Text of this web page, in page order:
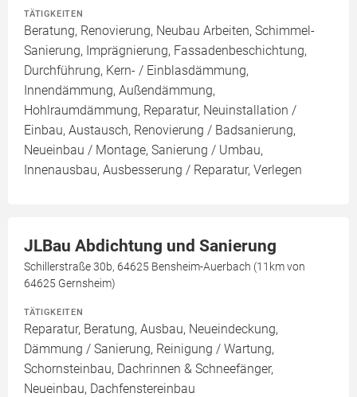
TÄTIGKEITEN
Beratung, Renovierung, Neubau Arbeiten, Schimmel-
Sanierung, Imprägnierung, Fassadenbeschichtung,
Durchführung, Kern- / Einblasdämmung,
Innendämmung, Außendämmung,
Hohlraumdämmung, Reparatur, Neuinstallation /
Einbau, Austausch, Renovierung / Badsanierung,
Neueinbau / Montage, Sanierung / Umbau,
Innenausbau, Ausbesserung / Reparatur, Verlegen
JLBau Abdichtung und Sanierung
Schillerstraße 30b, 64625 Bensheim-Auerbach (11km von
64625 Gernsheim)
TÄTIGKEITEN
Reparatur, Beratung, Ausbau, Neueindeckung,
Dämmung / Sanierung, Reinigung / Wartung,
Schornsteinbau, Dachrinnen & Schneefänger,
Neueinbau, Dachfenstereinbau